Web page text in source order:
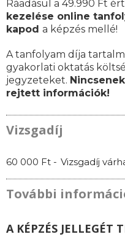
Ráadásul a 49.990 Ft
kezelése online
kapod a képzés mellé!
A tanfolyam díja
gyakorlati oktatás
jegyzeteket.
rejtett információk!
Vizsgadíj
60 000 Ft - Vizsgadíj
További
A KÉPZÉS JELLEGÉT